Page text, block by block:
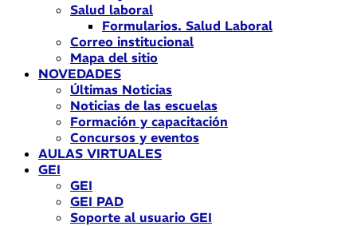
Salud laboral
Formularios. Salud Laboral
Correo institucional
Mapa del sitio
NOVEDADES
Últimas Noticias
Noticias de las escuelas
Formación y capacitación
Concursos y eventos
AULAS VIRTUALES
GEI
GEI
GEI PAD
Soporte al usuario GEI